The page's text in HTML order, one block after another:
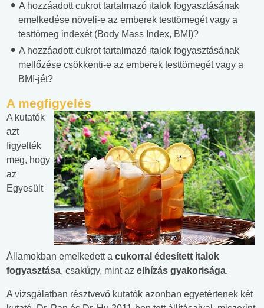
A hozzáadott cukrot tartalmazó italok fogyasztásának
emelkedése növeli-e az emberek testtömegét vagy a
testtömeg indexét (Body Mass Index, BMI)?
A hozzáadott cukrot tartalmazó italok fogyasztásának
mellőzése csökkenti-e az emberek testtömegét vagy a
BMI-jét?
A megfigyelés
A kutatók
azt
figyelték
meg, hogy
az
Egyesült
Államokban emelkedett a cukorral édesített italok
fogyasztása, csakúgy, mint az elhízás gyakorisága.
A vizsgálatban résztvevő kutatók azonban egyetértenek két